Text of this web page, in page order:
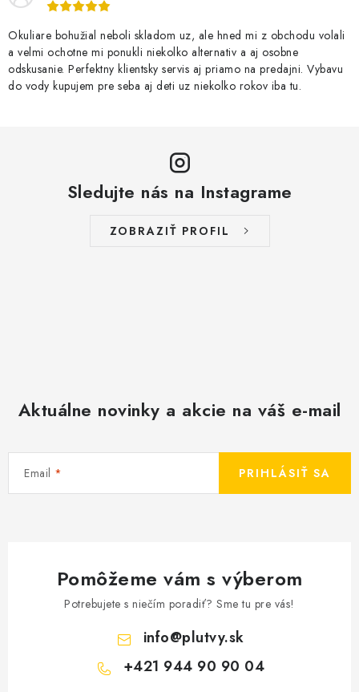
Okuliare bohužial neboli skladom uz, ale hned mi z obchodu volali
a velmi ochotne mi ponukli niekolko alternativ a aj osobne
odskusanie. Perfektny klientsky servis aj priamo na predajni. Vybavu
do vody kupujem pre seba aj deti uz niekolko rokov iba tu.
Sledujte nás na Instagrame
ZOBRAZIŤ PROFIL
Aktuálne novinky a akcie na váš e-mail
Email PRIHLÁSIŤ SA
Pomôžeme vám s výberom
Potrebujete s niečím poradiť? Sme tu pre vás!
info@plutvy.sk
+421 944 90 90 04